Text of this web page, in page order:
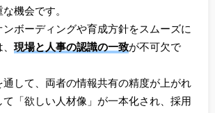
機会です。
ボーディングや育成方針をスムーズに
現場と人事の認識の一致が不可欠で
して、両者の情報共有の精度が上がれ
「欲しい人材像」が一本化され、採用